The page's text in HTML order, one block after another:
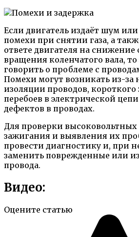
Если двигатель издаёт шум
помехи при снятии газа, а
ответе двигателя на снижение
вращения коленчатого вала,
говорить о проблеме с
Помехи могут возникать из-за
изоляции проводов,
перебоев в электрической
дефектов в проводах.
Для проверки высоковольтных
зажигания и выявления их
провести диагностику и, при
заменить поврежденные или
провода.
Видео:
Оцените статью